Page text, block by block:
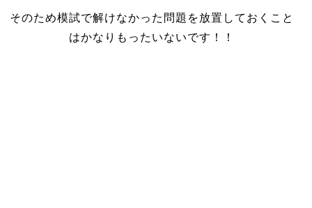
そのため模試で解けなかった問題を放置しておくこと
はかなりもったいないです！！